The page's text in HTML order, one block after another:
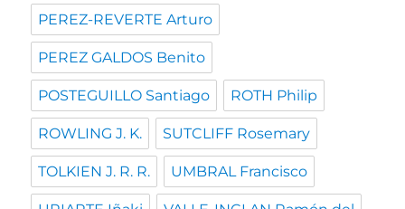
PEREZ-REVERTE Arturo
PEREZ GALDOS Benito
POSTEGUILLO Santiago ROTH Philip
ROWLING J. K. SUTCLIFF Rosemary
TOLKIEN J. R. R. UMBRAL Francisco